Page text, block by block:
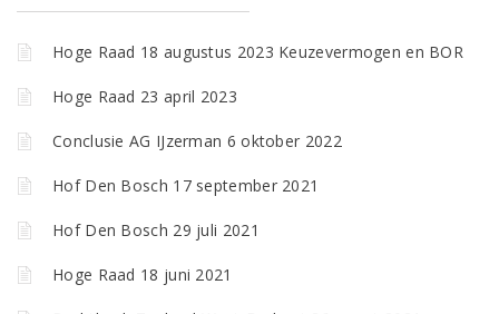
Hoge Raad 18 augustus 2023 Keuzevermogen en BOR
Hoge Raad 23 april 2023
Conclusie AG IJzerman 6 oktober 2022
Hof Den Bosch 17 september 2021
Hof Den Bosch 29 juli 2021
Hoge Raad 18 juni 2021